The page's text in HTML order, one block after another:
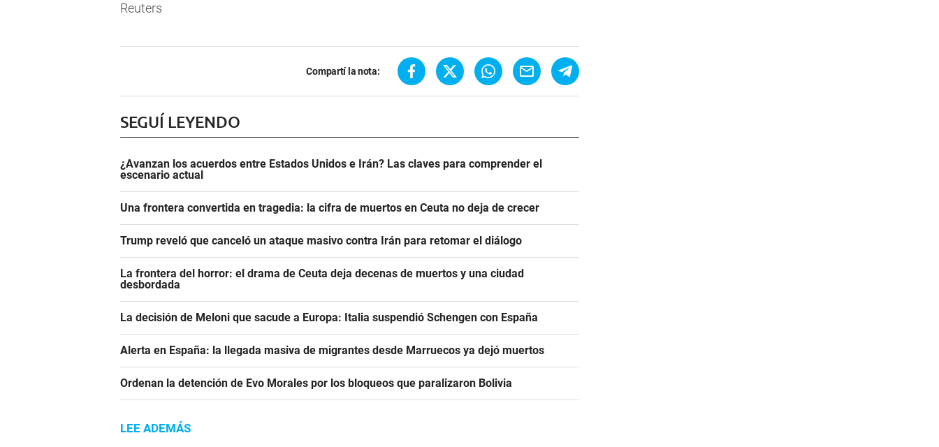
Reuters
Compartí la nota:
SEGUÍ LEYENDO
¿Avanzan los acuerdos entre Estados Unidos e Irán? Las claves para comprender el
escenario actual
Una frontera convertida en tragedia: la cifra de muertos en Ceuta no deja de crecer
Trump reveló que canceló un ataque masivo contra Irán para retomar el diálogo
La frontera del horror: el drama de Ceuta deja decenas de muertos y una ciudad
desbordada
La decisión de Meloni que sacude a Europa: Italia suspendió Schengen con España
Alerta en España: la llegada masiva de migrantes desde Marruecos ya dejó muertos
Ordenan la detención de Evo Morales por los bloqueos que paralizaron Bolivia
LEE ADEMÁS